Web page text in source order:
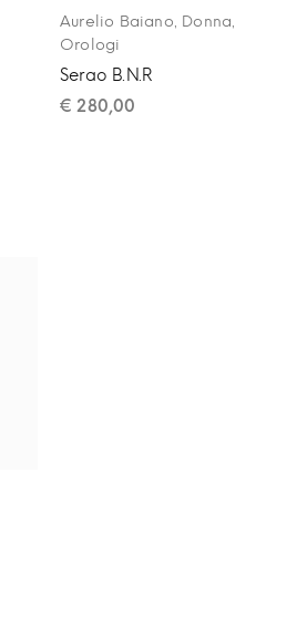
Aurelio Baiano, Donna,
Orologi
Serao B.N.R
€ 280,00